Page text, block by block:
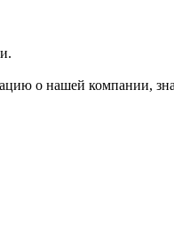
о нашей компании,